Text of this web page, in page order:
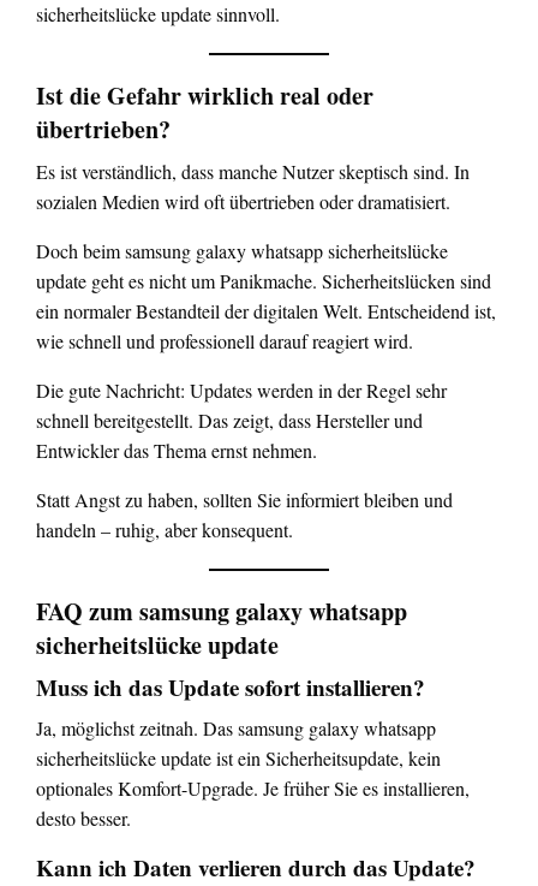
sicherheitslücke update sinnvoll.
Ist die Gefahr wirklich real oder
übertrieben?
Es ist verständlich, dass manche Nutzer skeptisch sind. In
sozialen Medien wird oft übertrieben oder dramatisiert.
Doch beim samsung galaxy whatsapp sicherheitslücke
update geht es nicht um Panikmache. Sicherheitslücken sind
ein normaler Bestandteil der digitalen Welt. Entscheidend ist,
wie schnell und professionell darauf reagiert wird.
Die gute Nachricht: Updates werden in der Regel sehr
schnell bereitgestellt. Das zeigt, dass Hersteller und
Entwickler das Thema ernst nehmen.
Statt Angst zu haben, sollten Sie informiert bleiben und
handeln – ruhig, aber konsequent.
FAQ zum samsung galaxy whatsapp
sicherheitslücke update
Muss ich das Update sofort installieren?
Ja, möglichst zeitnah. Das samsung galaxy whatsapp
sicherheitslücke update ist ein Sicherheitsupdate, kein
optionales Komfort-Upgrade. Je früher Sie es installieren,
desto besser.
Kann ich Daten verlieren durch das Update?